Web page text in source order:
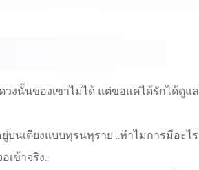
วงนั้นของเขาไม่ได้ แต่ขอแค่ได้รักได้ดู
บนเตียงแบบทุรนทุราย ..ทำไมการมีอ
ข้าจริง..